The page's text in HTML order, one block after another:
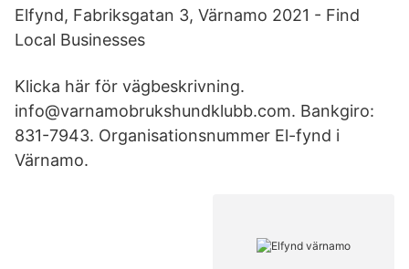
Elfynd, Fabriksgatan 3, Värnamo 2021 - Find
Local Businesses
Klicka här för vägbeskrivning.
info@varnamobrukshundklubb.com. Bankgiro:
831-7943. Organisationsnummer El-fynd i
Värnamo.